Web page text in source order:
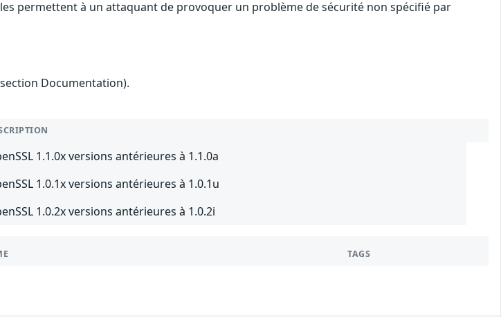
permettent à un attaquant de provoquer un problème de sécurité non spécifié par
Documentation).
1.1.0x versions antérieures à 1.1.0a
1.0.1x versions antérieures à 1.0.1u
1.0.2x versions antérieures à 1.0.2i
TAGS